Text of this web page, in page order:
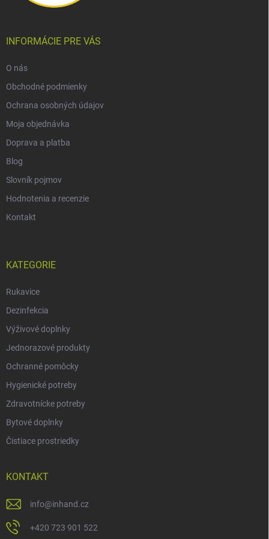
INFORMÁCIE PRE VÁS
O nás
Obchodné podmienky
Ochrana osobných údajov
Moja objednávka
Doprava a platba
Blog
Slovník pojmov
Hodnotenia a recenzie
Kontakt
KATEGORIE
Rukavice
Dezinfekcia
Výživové doplnky
Jednorazové produkty
Ochranné pomôcky
Hygienické potreby
Zdravotnícke potreby
Bytové doplnky
Čistiace prostriedky
KONTAKT
info@inhand.cz
+420 723 901 522